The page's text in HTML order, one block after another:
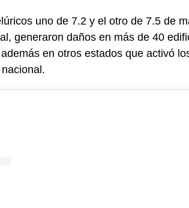
uno de 7.2 y el otro de 7.5 de
generaron daños en más de 40
en otros estados que activó